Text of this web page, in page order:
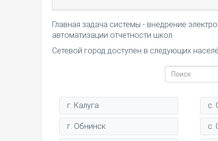
Главная задача системы - внедрение
автоматизации отчетности школ.
Сетевой город доступен в следующих
г. Калуга
г. Обнинск
с.
с.